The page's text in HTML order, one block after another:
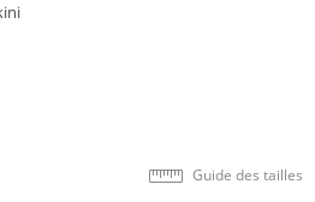
Guide des tailles